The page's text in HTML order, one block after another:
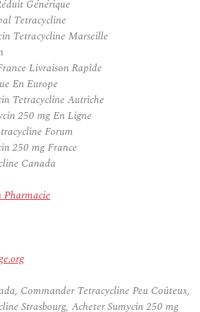
Générique
Tetracycline
Tetracycline Marseille
Livraison Rapide
En Europe
Tetracycline Autriche
250 mg En Ligne
Forum
250 mg France
Canada
Commander Tetracycline Peu Coûteux,
Strasbourg, Acheter Sumycin 250 mg